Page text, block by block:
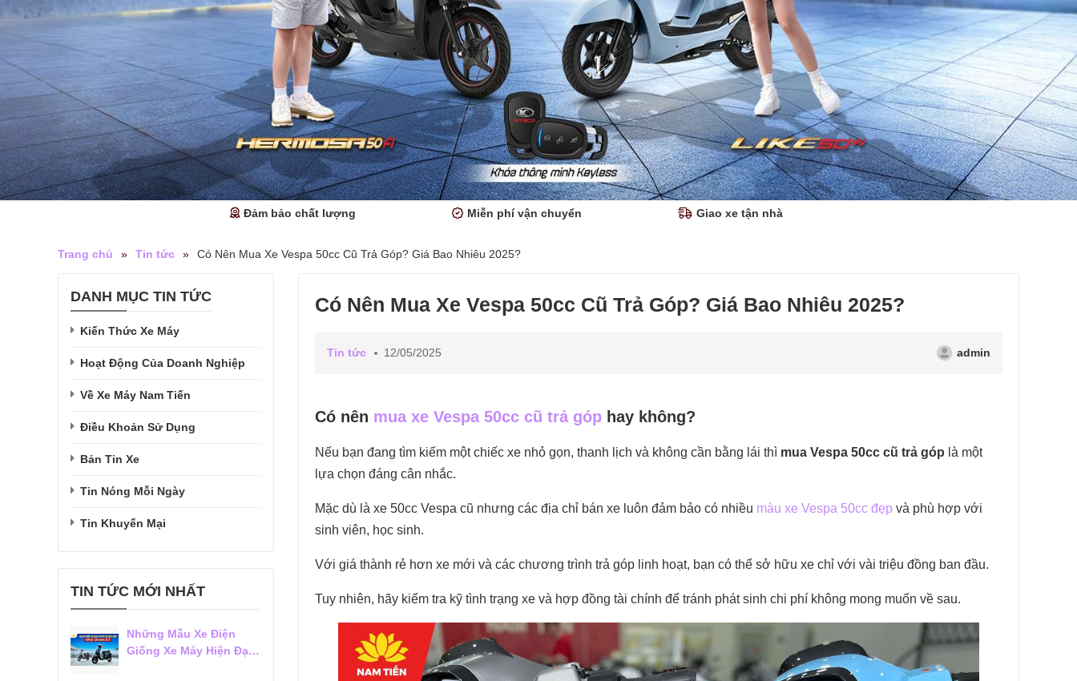
Đảm bảo chất lượng Miễn phí vận chuyển Giao xe tận nhà
Trang chủ » Tin tức » Có Nên Mua Xe Vespa 50cc Cũ Trả Góp? Giá Bao Nhiêu 2025?
Có Nên Mua Xe Vespa 50cc Cũ Trả Góp? Giá Bao Nhiêu 2025?
Tin tức 12/05/2025 admin
Có nên mua xe Vespa 50cc cũ trả góp hay không?
Nếu bạn đang tìm kiếm một chiếc xe nhỏ gọn, thanh lịch và không cần bằng lái thì mua Vespa 50cc cũ trả góp là một
lựa chọn đáng cân nhắc.
Mặc dù là xe 50cc Vespa cũ nhưng các địa chỉ bán xe luôn đảm bảo có nhiều màu xe Vespa 50cc đẹp và phù hợp với
sinh viên, học sinh.
Với giá thành rẻ hơn xe mới và các chương trình trả góp linh hoạt, bạn có thể sở hữu xe chỉ với vài triệu đồng ban đầu.
Tuy nhiên, hãy kiểm tra kỹ tình trạng xe và hợp đồng tài chính để tránh phát sinh chi phí không mong muốn về sau.
DANH MỤC TIN TỨC
Kiến Thức Xe Máy
Hoạt Động Của Doanh Nghiệp
Về Xe Máy Nam Tiến
Điều Khoản Sử Dụng
Bản Tin Xe
Tin Nóng Mỗi Ngày
Tin Khuyến Mại
TIN TỨC MỚI NHẤT
Những Mẫu Xe Điện
Giống Xe Máy Hiện Đại